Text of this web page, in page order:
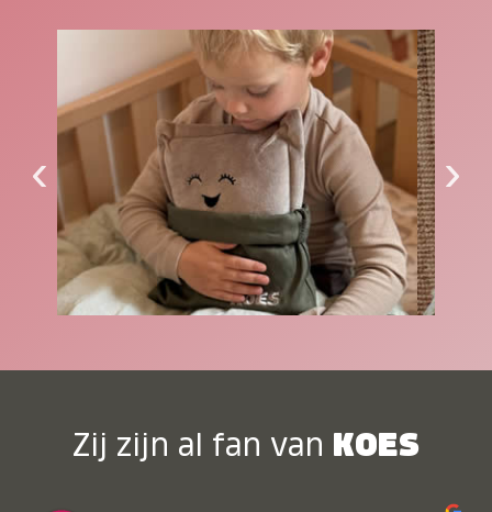
‹ ›
Zij zijn al fan van KOES